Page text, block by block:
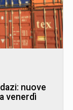
nuove
venerdì